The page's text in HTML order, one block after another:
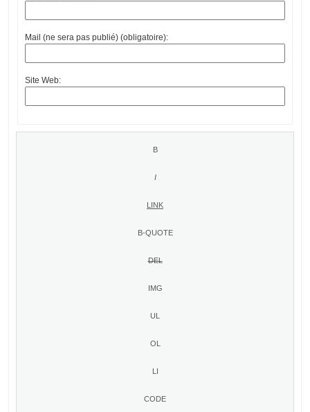
Mail (ne sera pas publié) (obligatoire):
Site Web: